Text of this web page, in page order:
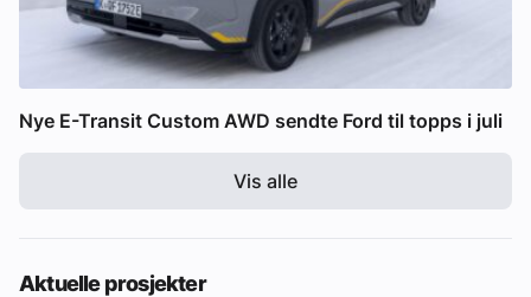
Nye E-Transit Custom AWD sendte Ford til topps i juli
Vis alle
Aktuelle prosjekter